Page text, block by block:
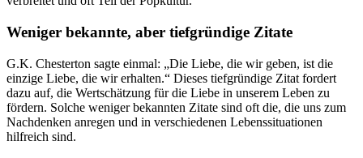
Weniger bekannte, aber tiefgründige Zitate
G.K. Chesterton sagte einmal: „Die Liebe, die wir geben, ist die
einzige Liebe, die wir erhalten.“ Dieses tiefgründige Zitat fordert
dazu auf, die Wertschätzung für die Liebe in unserem Leben zu
fördern. Solche weniger bekannten Zitate sind oft die, die uns zum
Nachdenken anregen und in verschiedenen Lebenssituationen
hilfreich sind.